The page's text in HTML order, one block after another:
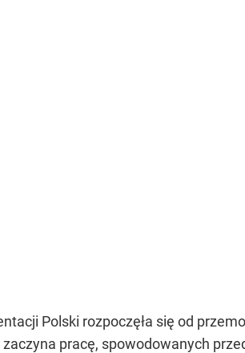
Polski rozpoczęła się od
pracę, spowodowanych